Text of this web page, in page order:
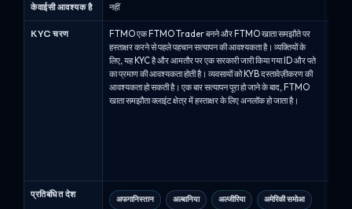
केवाईसी आवश्यक है नहीं
KYC चरण
FTMO एक FTMO Trader बनने और FTMO खाता समझौते पर
हस्ताक्षर करने से पहले पहचान सत्यापन की आवश्यकता है। व्यक्तियों के
लिए, यह KYC है और आमतौर पर एक सरकारी जारी किया गया ID और पते
का प्रमाण की आवश्यकता होती है। व्यवसायों को KYB दस्तावेज़ीकरण की
आवश्यकता हो सकती है। एक बार सत्यापन पूरा हो जाने के बाद, FTMO
खाता समझौता क्लाइंट क्षेत्र में हस्ताक्षर के लिए अनलॉक हो जाता है।
प्रतिबंधित देश अफगानिस्तान अल्बानिया अल्जीरिया अमेरिकी समोआ